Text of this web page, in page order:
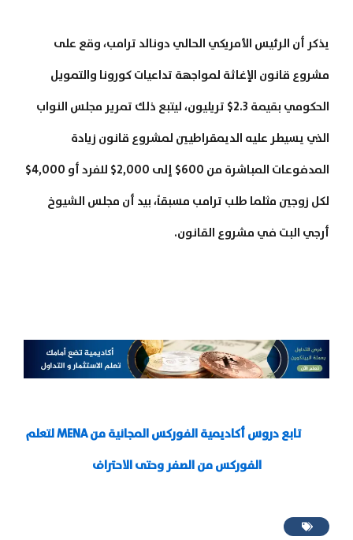
يذكر أن الرئيس الأمريكي الحالي دونالد ترامب، وقع على
مشروع قانون الإغاثة لمواجهة تداعيات كورونا والتمويل
الحكومي بقيمة 2.3$ تريليون، ليتبع ذلك تمرير مجلس النواب
الذي يسيطر عليه الديمقراطيين لمشروع قانون زيادة
المدفوعات المباشرة من 600$ إلى 2,000$ للفرد أو 4,000$
لكل زوجين مثلما طلب ترامب مسبقاً، بيد أن مجلس الشيوخ
أرجي البت في مشروع القانون.
تابع دروس أكاديمية الفوركس المجانية من MENA لتعلم
الفوركس من الصفر وحتى الاحتراف